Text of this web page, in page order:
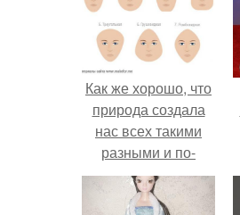
Как же хорошо, что
природа создала
нас всех такими
разными и по-
своему
уникальными.